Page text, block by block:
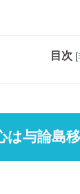
目次 [
は与論島